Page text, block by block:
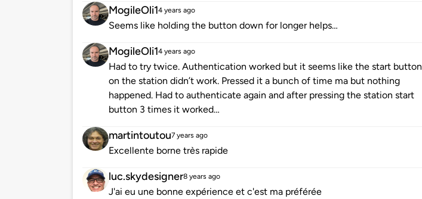
MogileOli14 years ago
Seems like holding the button down for longer helps…
MogileOli14 years ago
Had to try twice. Authentication worked but it seems like the start button
on the station didn’t work. Pressed it a bunch of time ma but nothing
happened. Had to authenticate again and after pressing the station start
button 3 times it worked…
martintoutou7 years ago
Excellente borne très rapide
luc.skydesigner8 years ago
J'ai eu une bonne expérience et c'est ma préférée